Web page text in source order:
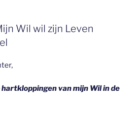
Wil wil zijn Leven
van mijn Wil in de